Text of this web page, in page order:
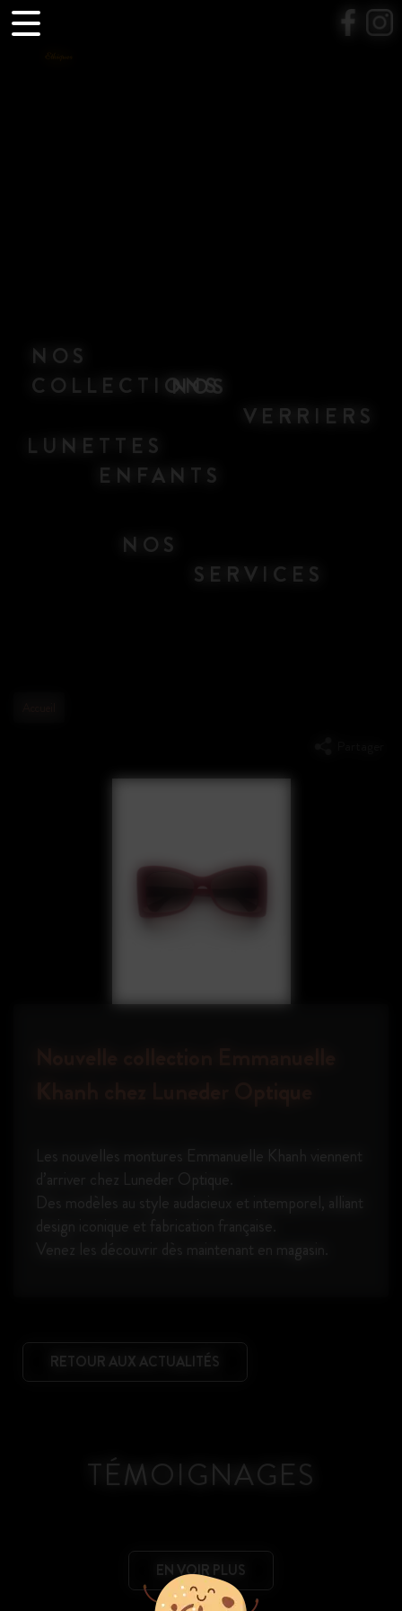
Panneau de gestion des cookies
NOS
COLLECTIONS
NOS
VERRIERS
LUNETTES
ENFANTS
NOS
SERVICES
Khanh chez Luneder Optique
Les nouvelles montures Emmanuelle Khanh viennent
d’arriver chez Luneder Optique.
Des modèles au style audacieux et intemporel, alliant
design iconique et fabrication française.
Venez les découvrir dès maintenant en magasin.
RETOUR AUX ACTUALITÉS
TÉMOIGNAGES
EN VOIR PLUS